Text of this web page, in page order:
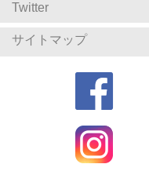
Twitter
サイトマップ